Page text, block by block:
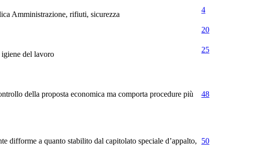
Amministrazione, rifiuti, sicurezza
4
20
del lavoro
25
della proposta economica ma comporta procedure più
48
difforme a quanto stabilito dal capitolato speciale d’appalto,
50